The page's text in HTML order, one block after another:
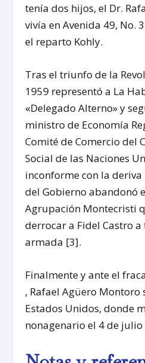
tenía dos hijos, el Dr.
vivía en Avenida 49, No.
el reparto Kohly.
Tras el triunfo de la
1959 representó a La
«Delegado Alterno» y
ministro de Economía
Comité de Comercio del
Social de las Naciones
inconforme con la
del Gobierno abandonó
Agrupación Montecristi
derrocar a Fidel Castro
armada [3].
Finalmente y ante el
, Rafael Agüero Montoro
Estados Unidos, donde
nonagenario el 4 de